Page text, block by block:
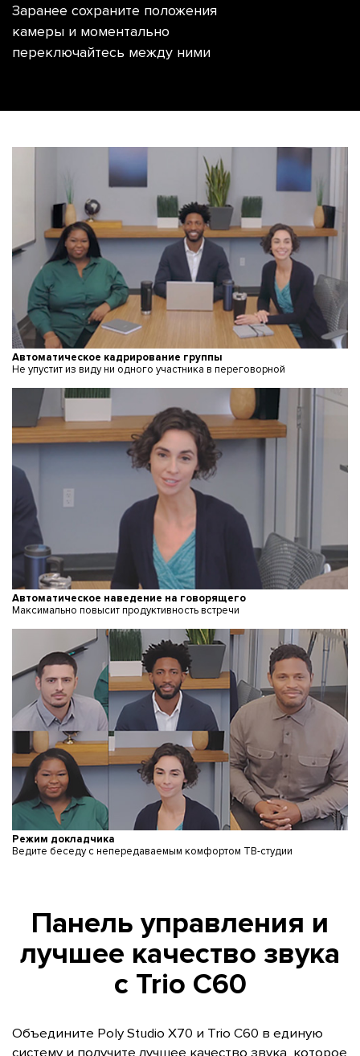
Заранее сохраните положения
камеры и моментально
переключайтесь между ними
Автоматическое кадрирование группы
Не упустит из виду ни одного участника в переговорной
Автоматическое наведение на говорящего
Максимально повысит продуктивность встречи
Режим докладчика
Ведите беседу с непередаваемым комфортом ТВ-студии
Панель управления и
лучшее качество звука
с Trio C60
Объедините Polу Studio X70 и Trio C60 в единую
систему и получите лучшее качество звука, которое